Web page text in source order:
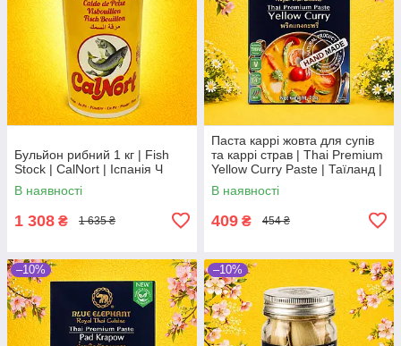
Бульйон рибний 1 кг | Fish
Stock | CalNort | Іспанія Ч
В наявності
1 308 ₴ 1 635 ₴
Паста каррі жовта для супів
та каррі страв | Thai Premium
Yellow Curry Paste | Таїланд |
Blue Elephant | 70 г | преміум
По
В наявності
409 ₴ 454 ₴
–10% –10%